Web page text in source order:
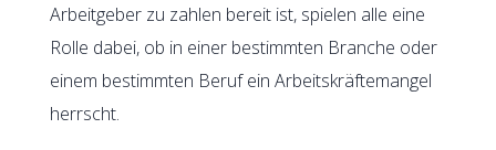
Arbeitgeber zu zahlen bereit ist, spielen alle eine
Rolle dabei, ob in einer bestimmten Branche oder
einem bestimmten Beruf ein Arbeitskräftemangel
herrscht.